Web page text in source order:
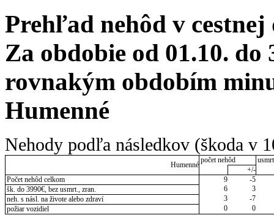
Prehľad nehôd v cestnej
Za obdobie od 01.10. do
rovnakým obdobím
Humenné
Nehody podľa následkov (škoda v
Humenné
počet nehôd
+/-
Počet nehôd celkom
9
-5
šk. do 3990€, bez usmrt., zran.
6
3
neh. s násl. na živote alebo zdraví
3
-7
požiar vozidiel
0 0